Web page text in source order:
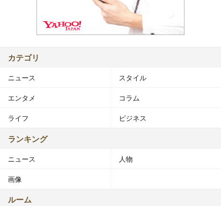
カテゴリ
ニュース スタイル
エンタメ コラム
ライフ ビジネス
ランキング
ニュース 人物
画像
ルーム